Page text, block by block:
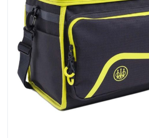
afbeeldingen-
gallerij